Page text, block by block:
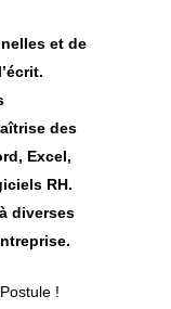
et de
des
Excel,
RH.
diverses
!